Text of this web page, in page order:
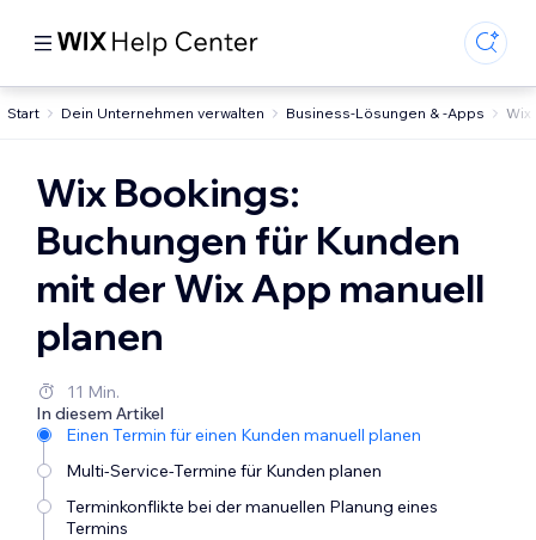
Start Dein Unternehmen verwalten Business-Lösungen & -Apps Wix
Wix Bookings:
Buchungen für Kunden
mit der Wix App manuell
planen
11 Min.
In diesem Artikel
Einen Termin für einen Kunden manuell planen
Multi-Service-Termine für Kunden planen
Terminkonflikte bei der manuellen Planung eines
Termins